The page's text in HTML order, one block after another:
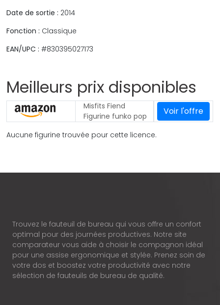
Date de sortie : 2014
Fonction : Classique
EAN/UPC : #830395027173
Meilleurs prix disponibles
Misfits Fiend
Figurine funko pop
Voir l'offre
Aucune figurine trouvée pour cette licence.
Trouvez le fauteuil de bureau qui vous offre un confort
optimal pour des journées productives. Notre site
comparateur vous aide à choisir le compagnon idéal
pour une assise ergonomique et stylée. Prenez soin de
votre dos et boostez votre productivité avec notre
sélection de fauteuils de bureau de qualité.